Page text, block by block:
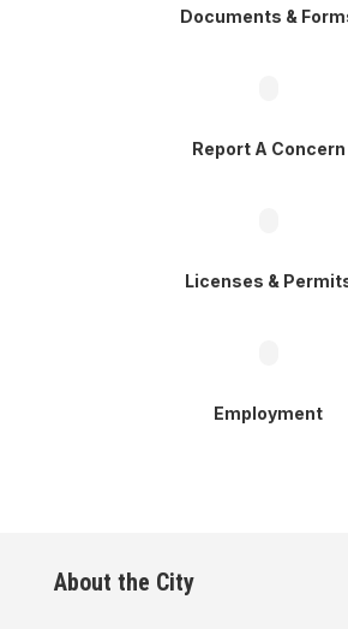
Documents &
Report A Concern
Licenses &
Employment
About the City